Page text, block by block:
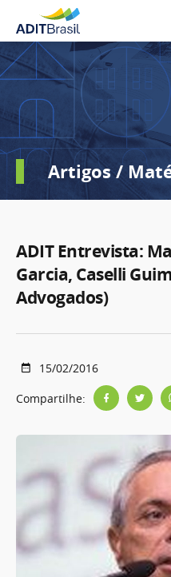
Artigos /
ADIT Entrevista:
Garcia, Caselli
Advogados)
15/02/2016
Compartilhe: